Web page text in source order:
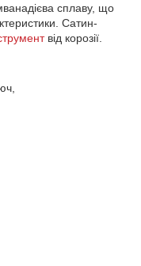
сплаву, що
Сатин-
від корозії.